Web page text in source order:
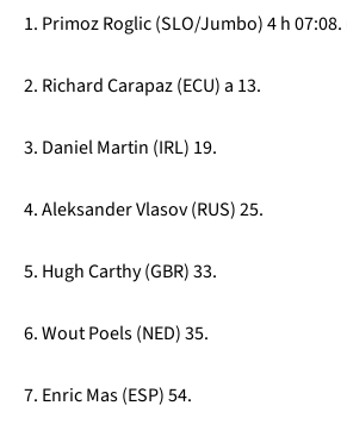
1. Primoz Roglic (SLO/Jumbo) 4 h
2. Richard Carapaz (ECU) a 13.
3. Daniel Martin (IRL) 19.
4. Aleksander Vlasov (RUS) 25.
5. Hugh Carthy (GBR) 33.
6. Wout Poels (NED) 35.
7. Enric Mas (ESP) 54.